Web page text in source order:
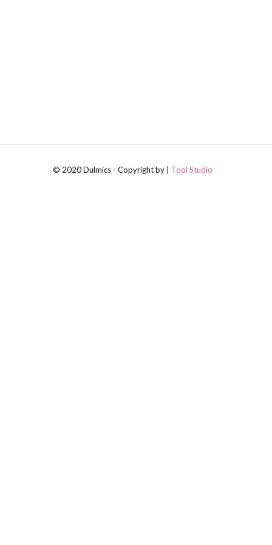
© 2020 Dulmics - Copyright by | Tool Studio